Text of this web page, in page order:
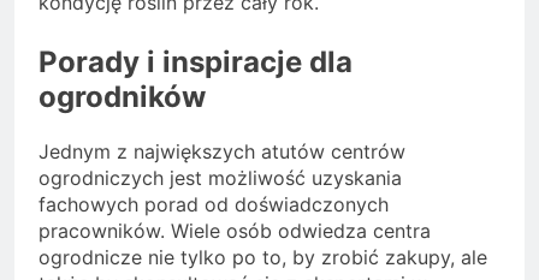
Porady i inspiracje dla
ogrodników
Jednym z największych atutów centrów
ogrodniczych jest możliwość uzyskania
fachowych porad od doświadczonych
pracowników. Wiele osób odwiedza centra
ogrodnicze nie tylko po to, by zrobić zakupy, ale